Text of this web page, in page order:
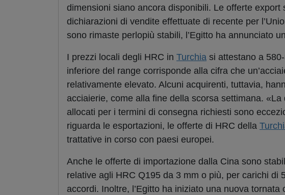
dimensioni siano ancora disponibili. Le offerte
dichiarazioni di vendite effettuate di recente per
sono rimaste perlopiù stabili, l’Egitto ha annunciato
I prezzi locali degli HRC in Turchia si attestano a
inferiore del range corrisponde alla cifra che
relativamente elevato. Alcuni acquirenti, tuttavia,
acciaierie, come alla fine della scorsa settimana.
allocati per i termini di consegna richiesti sono
riguarda le esportazioni, le offerte di HRC della
trattative in corso con paesi europei.
Anche le offerte di importazione dalla Cina sono
relative agli HRC Q195 da 3 mm o più, per carichi di
accordi. Inoltre, l’Egitto ha iniziato una nuova